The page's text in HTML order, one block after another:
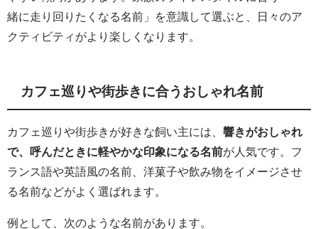
緒に走り回りたくなる名前」を意識して選ぶと、日々のア
クティビティがより楽しくなります。
カフェ巡りや街歩きに合うおしゃれ名前
カフェ巡りや街歩きが好きな飼い主には、響きがおしゃれ
で、呼んだときに軽やかな印象になる名前が人気です。フ
ランス語や英語風の名前、洋菓子や飲み物をイメージさせ
る名前などがよく選ばれます。
例として、次のような名前があります。